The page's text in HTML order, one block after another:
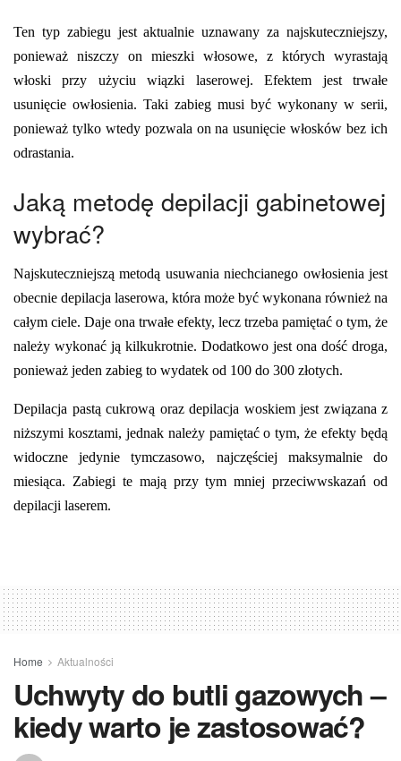
Ten typ zabiegu jest aktualnie uznawany za najskuteczniejszy,
ponieważ niszczy on mieszki włosowe, z których wyrastają
włoski przy użyciu wiązki laserowej. Efektem jest trwałe
usunięcie owłosienia. Taki zabieg musi być wykonany w serii,
ponieważ tylko wtedy pozwala on na usunięcie włosków bez ich
odrastania.
Jaką metodę depilacji gabinetowej
wybrać?
Najskuteczniejszą metodą usuwania niechcianego owłosienia jest
obecnie depilacja laserowa, która może być wykonana również na
całym ciele. Daje ona trwałe efekty, lecz trzeba pamiętać o tym, że
należy wykonać ją kilkukrotnie. Dodatkowo jest ona dość droga,
ponieważ jeden zabieg to wydatek od 100 do 300 złotych.
Depilacja pastą cukrową oraz depilacja woskiem jest związana z
niższymi kosztami, jednak należy pamiętać o tym, że efekty będą
widoczne jedynie tymczasowo, najczęściej maksymalnie do
miesiąca. Zabiegi te mają przy tym mniej przeciwwskazań od
depilacji laserem.
Home Aktualności
Uchwyty do butli gazowych –
kiedy warto je zastosować?